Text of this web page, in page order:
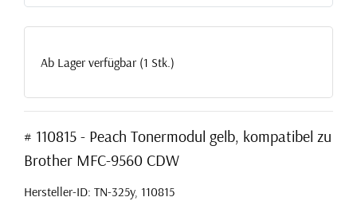
Ab Lager verfügbar (1 Stk.)
# 110815 - Peach Tonermodul gelb, kompatibel zu
Brother MFC-9560 CDW
Hersteller-ID: TN-325y, 110815